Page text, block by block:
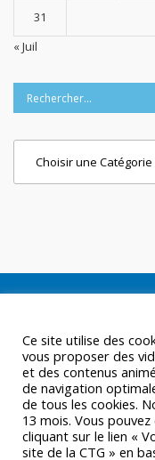
31
« Juil
Ce site utilise des
vous proposer des
et des contenus
de navigation
de tous les cookies.
13 mois. Vous
cliquant sur le lien «
site de la CTG » en